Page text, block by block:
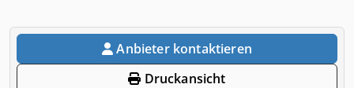
Anbieter kontaktieren
Druckansicht